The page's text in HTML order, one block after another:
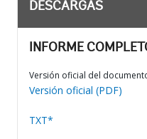
DESCARGAS
INFORME
Versión oficial del
Versión oficial (PDF)
TXT*